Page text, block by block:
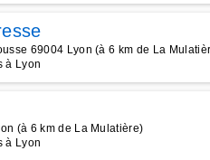
69004 Lyon (à 6 km de La
à Lyon
(à 6 km de La Mulatière)
à Lyon